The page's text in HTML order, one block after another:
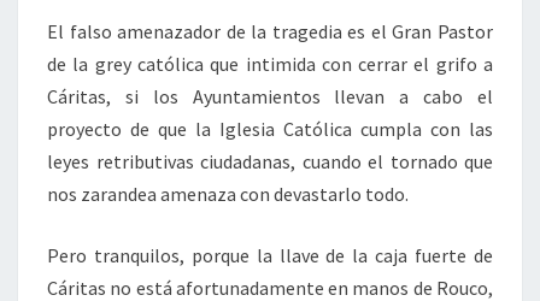
El falso amenazador de la tragedia es el Gran Pastor
de la grey católica que intimida con cerrar el grifo a
Cáritas, si los Ayuntamientos llevan a cabo el
proyecto de que la Iglesia Católica cumpla con las
leyes retributivas ciudadanas, cuando el tornado que
nos zarandea amenaza con devastarlo todo.
Pero tranquilos, porque la llave de la caja fuerte de
Cáritas no está afortunadamente en manos de Rouco,